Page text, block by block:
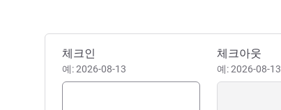
이 호텔 예약하기
체크인
예: 2026-08-13
체크아웃
예: 2026-08-13